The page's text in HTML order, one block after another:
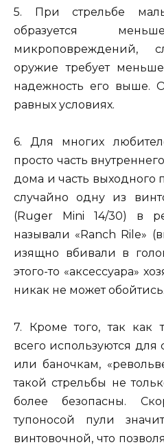
5. При стрельбе
образуется
микроповреждений,
оружие требует
надежность его выше.
равных условиях.
6. Для многих
просто часть
дома и часть выходного
случайно одну из
(Ruger Мini 14/30) в
называли «Ranch Rile»
изящно вбивали в
этого-то «аксессуара»
никак не может обойтись.
7. Кроме того, так как
всего используются для
или баночкам,
такой стрельбы не
более безопасны.
тупоносой пули
винтовочной, что